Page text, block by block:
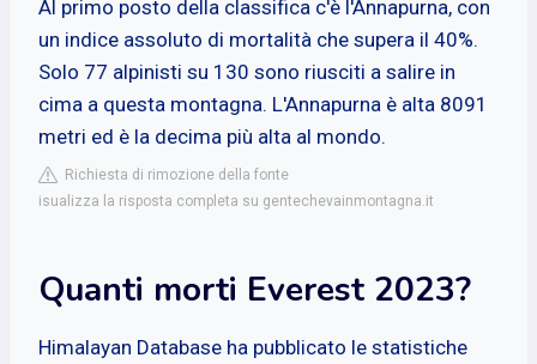
Al primo posto della classifica c'è l'Annapurna, con
un indice assoluto di mortalità che supera il 40%.
Solo 77 alpinisti su 130 sono riusciti a salire in
cima a questa montagna. L'Annapurna è alta 8091
metri ed è la decima più alta al mondo.
Richiesta di rimozione della fonte
isualizza la risposta completa su gentechevainmontagna.it
Quanti morti Everest 2023?
Himalayan Database ha pubblicato le statistiche